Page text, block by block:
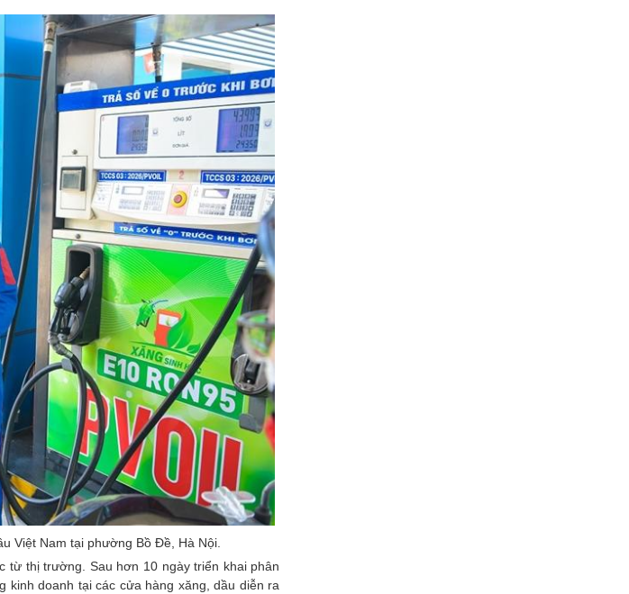
Việt Nam tại phường Bồ Đề, Hà Nội.
từ thị trường. Sau hơn 10 ngày triển khai phân
kinh doanh tại các cửa hàng xăng, dầu diễn ra